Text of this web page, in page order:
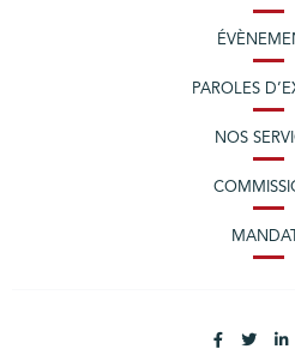
PAROLES
NOS